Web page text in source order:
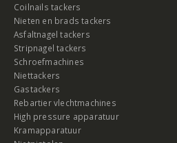
Coilnails tackers
Nieten en brads tackers
Asfaltnagel tackers
Stripnagel tackers
Schroefmachines
Niettackers
Gastackers
Rebartier vlechtmachines
High pressure apparatuur
Kramapparatuur